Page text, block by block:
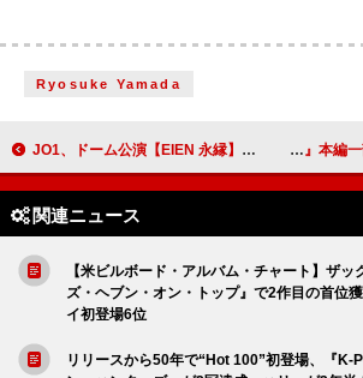
Ryosuke Yamada
JO1、ドーム公演【EIEN 永縁】詳細＆キービジュアルを公開 山中柔太朗（M!LK）×高松
関連ニュース
【米ビルボード・アルバム・チャート】ザッ
ズ・ヘブン・オン・トップ』で2作目の首位
イ初登場6位
リリースから50年で“Hot 100”初登場、『K-